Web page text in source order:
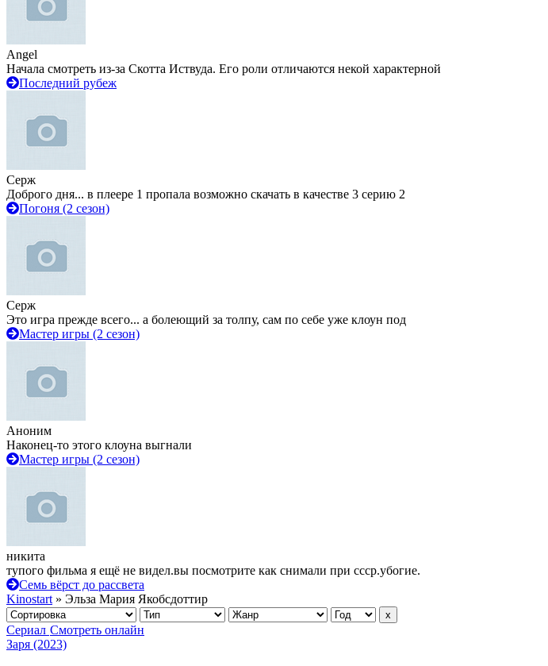
Angel
Начала смотреть из-за Скотта Иствуда. Его роли отличаются некой характерной
Последний рубеж
Серж
Доброго дня... в плеере 1 пропала возможно скачать в качестве 3 серию 2
Погоня (2 сезон)
Серж
Это игра прежде всего... а болеющий за толпу, сам по себе уже клоун под
Мастер игры (2 сезон)
Аноним
Наконец-то этого клоуна выгнали
Мастер игры (2 сезон)
никита
тупого фильма я ещё не видел.вы посмотрите как снимали при ссср.убогие.
Семь вёрст до рассвета
Kinostart » Эльза Мария Якобсдоттир
Сериал Смотреть онлайн
Заря (2023)